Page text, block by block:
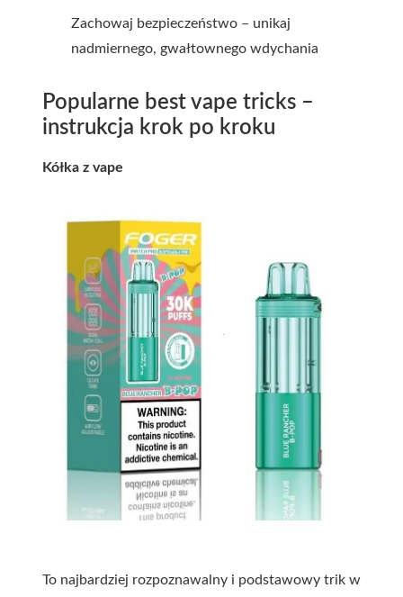
Zachowaj bezpieczeństwo – unikaj
nadmiernego, gwałtownego wdychania
Popularne best vape tricks –
instrukcja krok po kroku
Kółka z vape
To najbardziej rozpoznawalny i podstawowy trik w